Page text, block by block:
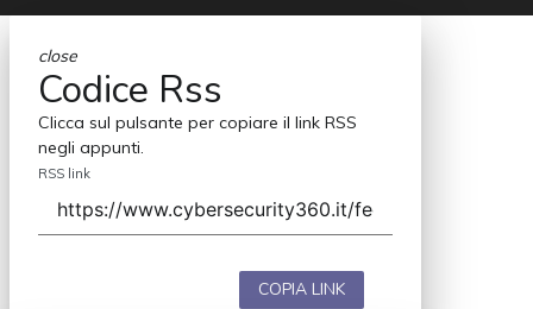
close
Codice Rss
Clicca sul pulsante per copiare il link RSS
negli appunti.
RSS link
COPIA LINK